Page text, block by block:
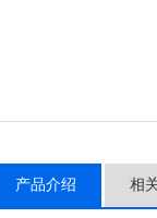
产品介绍 相